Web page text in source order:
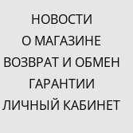
НОВОСТИ
О МАГАЗИНЕ
ВОЗВРАТ И ОБМЕН
ГАРАНТИИ
ЛИЧНЫЙ КАБИНЕТ